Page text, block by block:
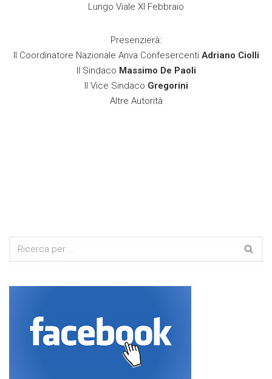
Lungo Viale XI Febbraio
Presenzierà:
Il Coordinatore Nazionale Anva Confesercenti Adriano Ciolli
Il Sindaco Massimo De Paoli
Il Vice Sindaco Gregorini
Altre Autorità